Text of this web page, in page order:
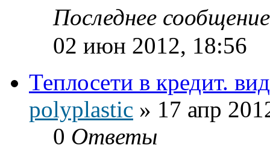
Последнее
02 июн 2012, 18:56
Теплосети в кредит.
polyplastic » 17 апр
0 Ответы